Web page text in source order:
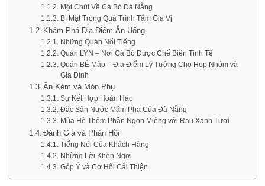
Một Chút Về Cá Bò Đà Nẵng
Bí Mật Trong Quá Trình Tẩm Gia Vị
Khám Phá Địa Điểm Ăn Uống
Những Quán Nổi Tiếng
Quán LYN – Nơi Cá Bò Được Chế Biến Tinh Tế
Quán BÉ Mập – Địa Điểm Lý Tưởng Cho Họp Nhóm và
Gia Đình
Ăn Kèm và Món Phụ
Sự Kết Hợp Hoàn Hảo
Đặc Sản Nước Mắm Pha Của Đà Nẵng
Mùa Hè Thêm Phần Ngon Miệng với Rau Xanh Tươi
Đánh Giá và Phản Hồi
Tiếng Nói Của Khách Hàng
Những Lời Khen Ngợi
Góp Ý và Cơ Hội Cải Thiện